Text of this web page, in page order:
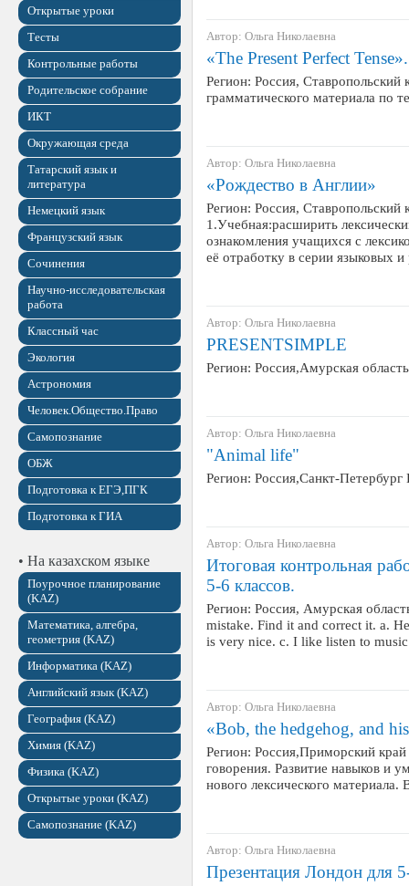
Открытые уроки
Тесты
Контрольные работы
Родительское собрание
ИКТ
Окружающая среда
Татарский язык и
литература
Немецкий язык
Французский язык
Сочинения
Научно-исследовательская
работа
Классный час
Экология
Астрономия
Человек.Общество.Право
Самопознание
ОБЖ
Подготовка к ЕГЭ,ПГК
Подготовка к ГИА
• На казахском языке
Поурочное планирование
(KAZ)
Математика, алгебра,
геометрия (KAZ)
Информатика (KAZ)
Английский язык (KAZ)
География (KAZ)
Химия (KAZ)
Физика (KAZ)
Открытые уроки (KAZ)
Самопознание (KAZ)
Автор: Ольга Николаевна
«The Present Perfect Tense».
Регион: Россия, Ставропольский
грамматического материала по
Автор: Ольга Николаевна
«Рождество в Англии»
Регион: Россия, Ставропольский
1.Учебная:расширить
ознакомления учащихся с
её отработку в серии языковых
Автор: Ольга Николаевна
PRESENTSIMPLE
Регион: Россия,Амурская
Автор: Ольга Николаевна
"Animal life"
Регион: Россия,Санкт-
Автор: Ольга Николаевна
Итоговая контрольная
5-6 классов.
Регион: Россия, Амурская
mistake. Find it and correct it. a.
is very nice. c. I like listen to
Автор: Ольга Николаевна
«Bob, the hedgehog, and
Регион: Россия,Приморский
говорения. Развитие навыков и
нового лексического
Автор: Ольга Николаевна
Презентация Лондон для